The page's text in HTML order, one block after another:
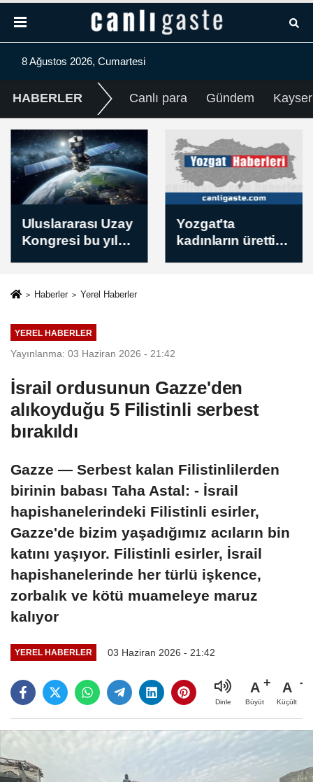
8 Ağustos 2026, Cumartesi
HABERLER Canlı para Gündem
Uluslararası Uzay
Kongresi bu yıl
belirledi
Yozgat'ta
kadınların ürettiği
Haberler Yerel Haberler
YEREL HABERLER
Yayınlanma: 03 Haziran 2026 - 21:42
İsrail ordusunun Gazze'den
alıkoyduğu 5 Filistinli serbest
bırakıldı
Gazze — Serbest kalan Filistinlilerden
birinin babası Taha Astal: - İsrail
hapishanelerindeki Filistinli esirler,
Gazze'de bizim yaşadığımız acıların bin
katını yaşıyor. Filistinli esirler, İsrail
hapishanelerinde her türlü işkence,
zorbalık ve kötü muameleye maruz
kalıyor
YEREL HABERLER 03 Haziran 2026 - 21:42
Dinle
A
Büyüt
A
Küçült